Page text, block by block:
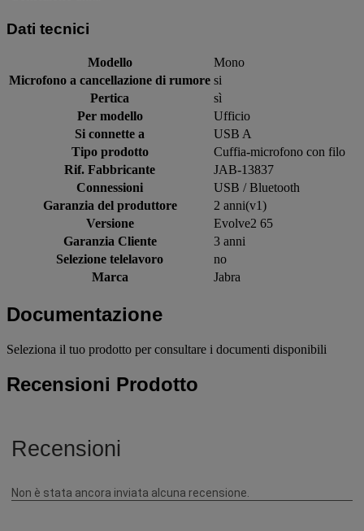
Dati tecnici
Modello
Mono
Microfono a cancellazione di rumore si
Pertica
sì
Per modello
Ufficio
Si connette a
USB A
Tipo prodotto
Cuffia-microfono con filo
Rif. Fabbricante
JAB-13837
Connessioni
USB / Bluetooth
Garanzia del produttore
2 anni(v1)
Versione
Evolve2 65
Garanzia Cliente
3 anni
Selezione telelavoro
no
Marca
Jabra
Documentazione
Seleziona il tuo prodotto per consultare i documenti disponibili
Recensioni Prodotto